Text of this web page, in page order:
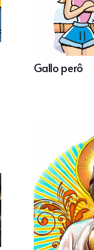
Gallo perô